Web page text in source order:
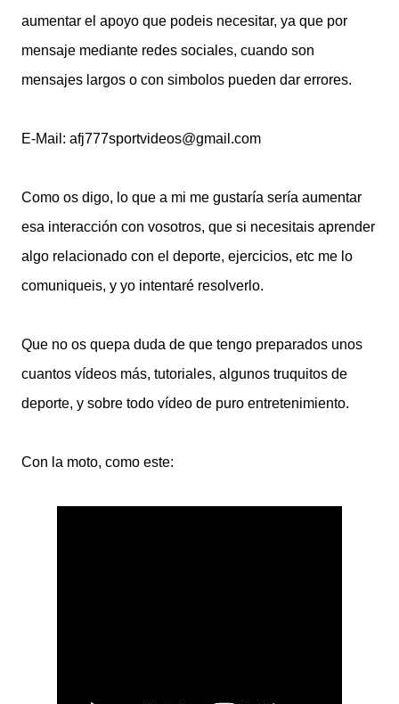
aumentar el apoyo que podeis necesitar, ya que por
mensaje mediante redes sociales, cuando son
mensajes largos o con simbolos pueden dar errores.
E-Mail: afj777sportvideos@gmail.com
Como os digo, lo que a mi me gustaría sería aumentar
esa interacción con vosotros, que si necesitais aprender
algo relacionado con el deporte, ejercicios, etc me lo
comuniqueis, y yo intentaré resolverlo.
Que no os quepa duda de que tengo preparados unos
cuantos vídeos más, tutoriales, algunos truquitos de
deporte, y sobre todo vídeo de puro entretenimiento.
Con la moto, como este: